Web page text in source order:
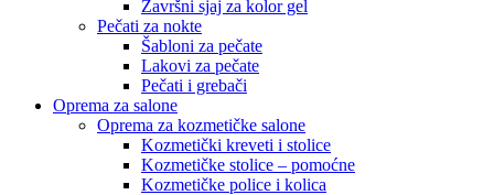
Završni sjaj za kolor gel
Pečati za nokte
Šabloni za pečate
Lakovi za pečate
Pečati i grebači
Oprema za salone
Oprema za kozmetičke salone
Kozmetički kreveti i stolice
Kozmetičke stolice – pomoćne
Kozmetičke police i kolica